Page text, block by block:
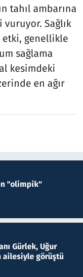
tahıl ambarına
Sağlık
genellikle
sağlama
kesimdeki
en ağır
"olimpik"
Gürlek, Uğur
ailesiyle görüştü